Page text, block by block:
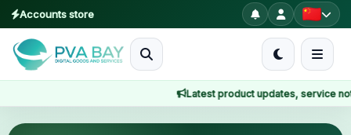
Accounts store
Latest product updates, service
MENU